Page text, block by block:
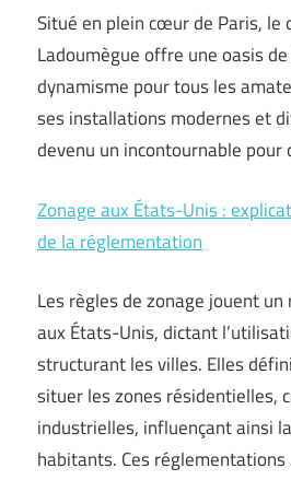
Situé en plein cœur de Paris, le
Ladoumègue offre une oasis
dynamisme pour tous les
ses installations modernes et
devenu un incontournable pour
Zonage aux États-Unis :
de la réglementation
Les règles de zonage jouent
aux États-Unis, dictant
structurant les villes. Elles
situer les zones résidentielles,
industrielles, influençant ainsi
habitants. Ces